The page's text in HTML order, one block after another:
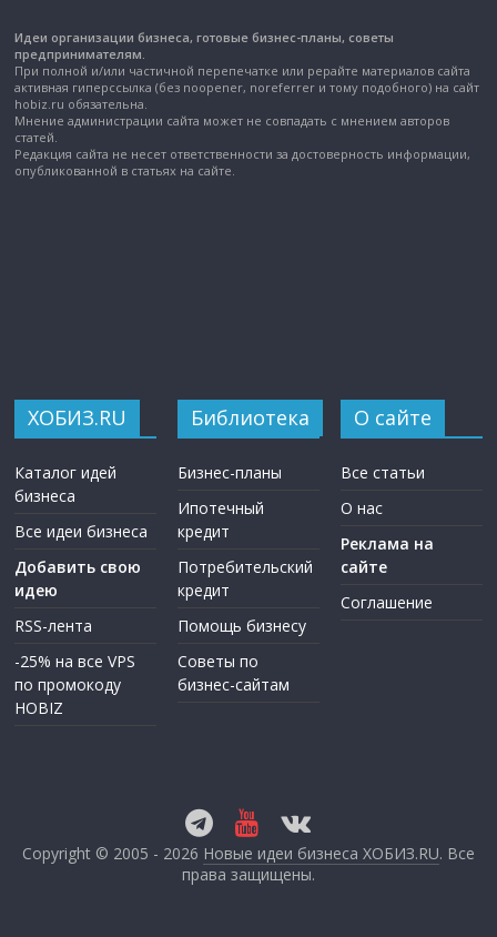
Идеи организации бизнеса, готовые бизнес-планы, советы
предпринимателям.
При полной и/или частичной перепечатке или рерайте материалов сайта
активная гиперссылка (без noopener, noreferrer и тому подобного) на сайт
hobiz.ru обязательна.
Мнение администрации сайта может не совпадать с мнением авторов
статей.
Редакция сайта не несет ответственности за достоверность информации,
опубликованной в статьях на сайте.
ХОБИЗ.RU
Каталог идей
бизнеса
Все идеи бизнеса
Добавить свою
идею
RSS-лента
-25% на все VPS
по промокоду
HOBIZ
Библиотека
Бизнес-планы
Ипотечный
кредит
Потребительский
кредит
Помощь бизнесу
Советы по
бизнес-сайтам
О сайте
Все статьи
О нас
Реклама на
сайте
Соглашение
Copyright © 2005 - 2026 Новые идеи бизнеса ХОБИЗ.RU. Все
права защищены.